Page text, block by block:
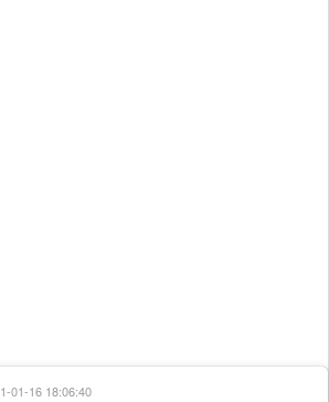
01-16 18:06:40